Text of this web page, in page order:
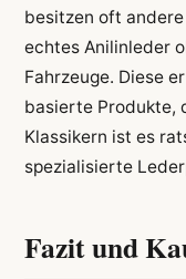
besitzen oft
echtes Anilinleder
Fahrzeuge. Diese
basierte Produkte,
Klassikern ist es
spezialisierte
Fazit und